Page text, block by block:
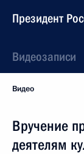
Президент
Видеозаписи
Видео
Вручение
деятелям